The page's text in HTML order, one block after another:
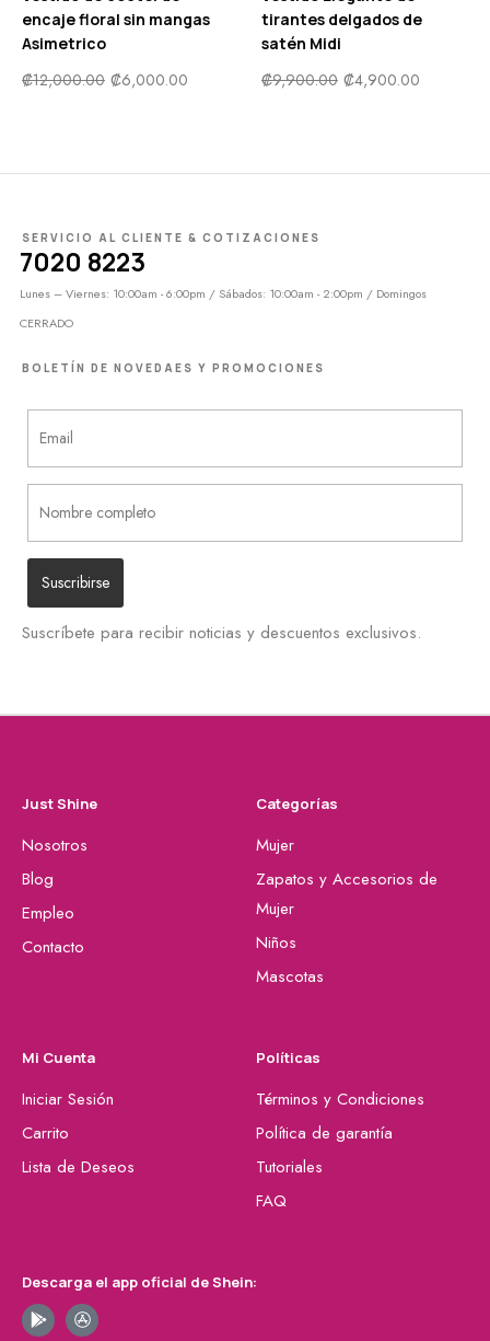
tirantes delgados de
satén Midi
₡9,900.00 ₡4,900.00
floral ribete con fruncido
₡10,900.00
SERVICIO AL CLIENTE & COTIZACIONES
7020 8223
Lunes – Viernes: 10:00am - 6:00pm / Sábados: 10:00am - 2:00pm / Domingos
CERRADO
BOLETÍN DE NOVEDAES Y PROMOCIONES
Suscríbete para recibir noticias y descuentos exclusivos.
Just Shine
Nosotros
Blog
Empleo
Contacto
Categorías
Mujer
Zapatos y Accesorios de
Mujer
Niños
Mascotas
Mi Cuenta
Iniciar Sesión
Carrito
Lista de Deseos
Políticas
Términos y Condiciones
Política de garantía
Tutoriales
FAQ
Descarga el app oficial de Shein: